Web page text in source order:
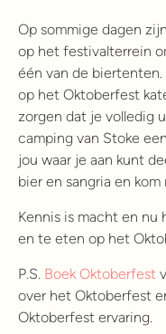
Op sommige dagen
op het festivalterrein
één van de
op het Oktoberfest
zorgen dat je volledig
camping van Stoke
jou waar je aan kunt
bier en sangria en
Kennis is macht en nu
en te eten op het
P.S. Boek Oktoberfest
over het Oktoberfest
Oktoberfest ervaring.